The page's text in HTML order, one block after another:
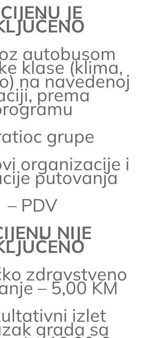
JE
autobusom
klase (klima,
na navedenoj
prema
grupe
organizacije i
putovanja
– PDV
NIJE
zdravstveno
– 5,00 KM
izlet
grada sa